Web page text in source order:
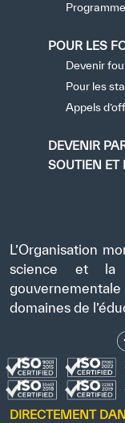
POUR LES
Devenir
Pour les
Appels
DEVENIR
SOUTIEN ET
L’Organisation
science et la
domaines de
DIRECTEMENT